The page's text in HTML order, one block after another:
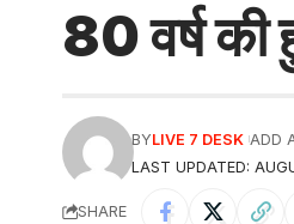
80 वर्ष की
LAST UPDATED:
BYLIVE 7 DESK ADD
SHARE